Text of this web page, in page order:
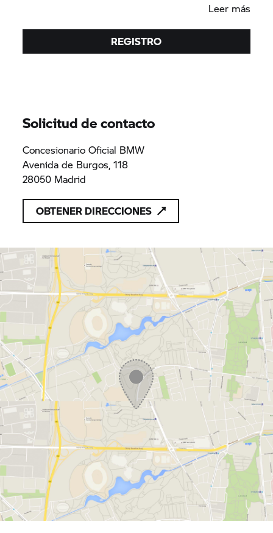
Leer más
REGISTRO
Solicitud de contacto
Concesionario Oficial BMW
Avenida de Burgos, 118
28050 Madrid
OBTENER DIRECCIONES